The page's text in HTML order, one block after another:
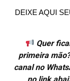
DEIXE AQUI
Quer
primeira
canal no